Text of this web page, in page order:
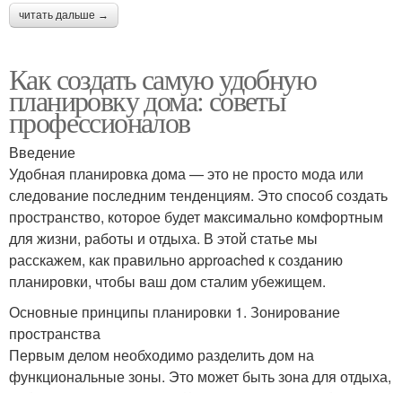
читать дальше →
Как создать самую удобную
планировку дома: советы
профессионалов
Введение
Удобная планировка дома — это не просто мода или
следование последним тенденциям. Это способ создать
пространство, которое будет максимально комфортным
для жизни, работы и отдыха. В этой статье мы
расскажем, как правильно approached к созданию
планировки, чтобы ваш дом сталим убежищем.
Основные принципы планировки 1. Зонирование
пространства
Первым делом необходимо разделить дом на
функциональные зоны. Это может быть зона для отдыха,